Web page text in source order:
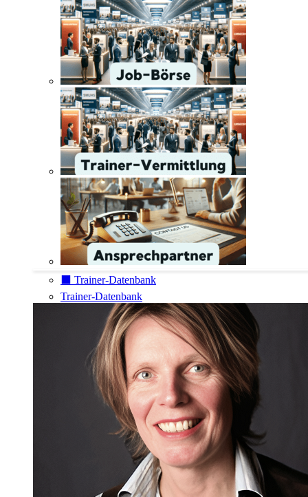
⬛️ Trainer-Datenbank
Trainer-Datenbank